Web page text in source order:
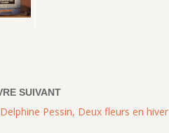
Delphine Pessin, Deux fleurs en hiver